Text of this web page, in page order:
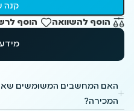
קנה
הוסף להשוואה
הוסף
האם המחשבים המשומשים
המכירה?